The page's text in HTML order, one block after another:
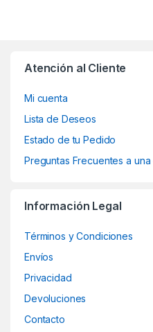
Atención al Cliente
Mi cuenta
Lista de Deseos
Estado de tu Pedido
Preguntas Frecuentes a
Información Legal
Términos y Condiciones
Envíos
Privacidad
Devoluciones
Contacto